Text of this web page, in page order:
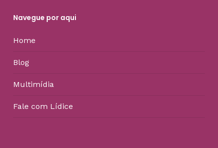
Navegue por aqui
Home
Blog
Multimídia
Fale com Lídice